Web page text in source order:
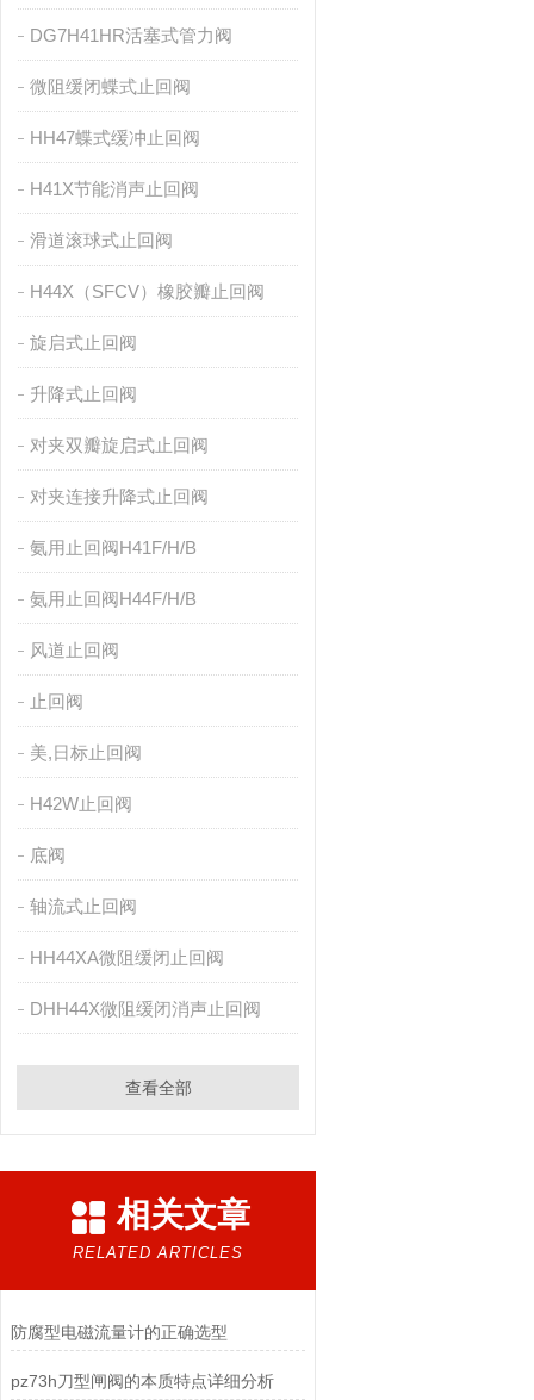
DG7H41HR活塞式管力阀
微阻缓闭蝶式止回阀
HH47蝶式缓冲止回阀
H41X节能消声止回阀
滑道滚球式止回阀
H44X（SFCV）橡胶瓣止回阀
旋启式止回阀
升降式止回阀
对夹双瓣旋启式止回阀
对夹连接升降式止回阀
氨用止回阀H41F/H/B
氨用止回阀H44F/H/B
风道止回阀
止回阀
美,日标止回阀
H42W止回阀
底阀
轴流式止回阀
HH44XA微阻缓闭止回阀
DHH44X微阻缓闭消声止回阀
查看全部
相关文章
RELATED ARTICLES
防腐型电磁流量计的正确选型
pz73h刀型闸阀的本质特点详细分析